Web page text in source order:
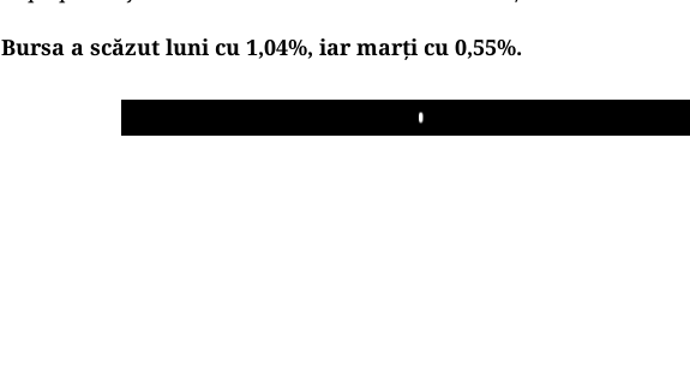
Bursa a scăzut luni cu 1,04%, iar marţi cu 0,55%.
Play